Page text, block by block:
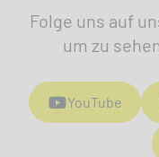
Folge uns auf
um zu
YouTube